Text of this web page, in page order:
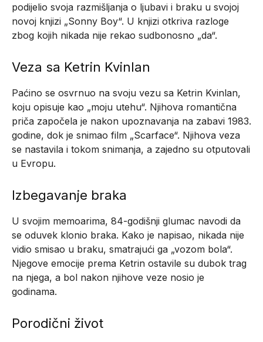
podijelio svoja razmišljanja o ljubavi i braku u svojoj
novoj knjizi „Sonny Boy“. U knjizi otkriva razloge
zbog kojih nikada nije rekao sudbonosno „da“.
Veza sa Ketrin Kvinlan
Paćino se osvrnuo na svoju vezu sa Ketrin Kvinlan,
koju opisuje kao „moju utehu“. Njihova romantična
priča započela je nakon upoznavanja na zabavi 1983.
godine, dok je snimao film „Scarface“. Njihova veza
se nastavila i tokom snimanja, a zajedno su otputovali
u Evropu.
Izbegavanje braka
U svojim memoarima, 84-godišnji glumac navodi da
se oduvek klonio braka. Kako je napisao, nikada nije
vidio smisao u braku, smatrajući ga „vozom bola“.
Njegove emocije prema Ketrin ostavile su dubok trag
na njega, a bol nakon njihove veze nosio je
godinama.
Porodični život